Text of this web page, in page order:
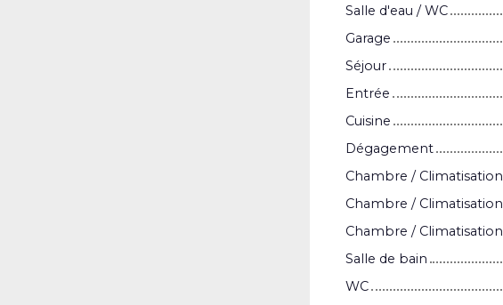
Salle d'eau / WC
Garage
Séjour
Entrée
Cuisine
Dégagement
Chambre / Climatisation
Chambre / Climatisation
Chambre / Climatisation
Salle de bain
WC